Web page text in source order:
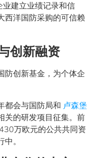
业建立业绩记录和信
西洋国防采购的可信赖
创新融资
防创新基金，为个体企
都会与国防局和 卢森堡
关的研发项目征集。前
万欧元的公共共同资
中。